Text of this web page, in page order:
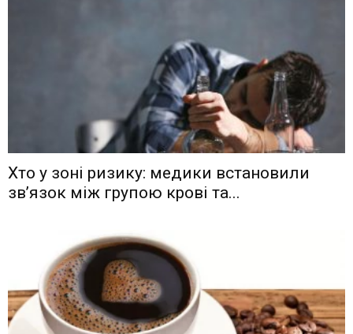
Хто у зоні ризику: медики встановили
зв’язок між групою крові та...